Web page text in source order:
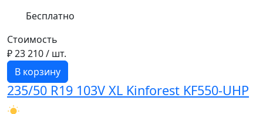
Бесплатно
Стоимость
₽ 23 210/ шт.
В корзину
235/50 R19 103V XL Kinforest KF550-UHP